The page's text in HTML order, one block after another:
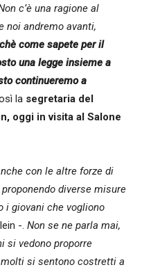
c’è una ragione al
noi andremo avanti,
come sapete per il
una legge insieme a
continueremo a
la segretaria del
oggi in visita al Salone
con le altre forze di
diverse misure
i giovani che vogliono
-. Non se ne parla mai,
si vedono proporre
si sentono costretti a